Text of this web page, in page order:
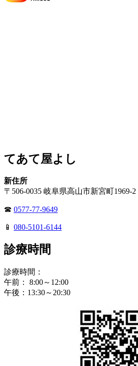
てあて屋よし
新住所
〒506-0035 岐阜県高山市新宮町1969-2
☎ 0577-77-9649
📱 080-5101-6144
診療時間
診療時間：
午前： 8:00～12:00
午後：13:30～20:30